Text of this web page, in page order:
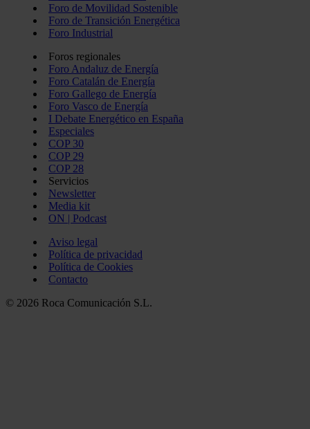
Foro de Movilidad Sostenible
Foro de Transición Energética
Foro Industrial
Foros regionales
Foro Andaluz de Energía
Foro Catalán de Energía
Foro Gallego de Energía
Foro Vasco de Energía
I Debate Energético en España
Especiales
COP 30
COP 29
COP 28
Servicios
Newsletter
Media kit
ON | Podcast
Aviso legal
Política de privacidad
Política de Cookies
Contacto
© 2026 Roca Comunicación S.L.